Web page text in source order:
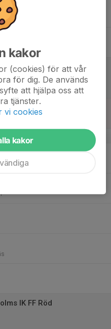
KF 1
IK FF Röd
kakor
(cookies) för att vår
för dig. De används
att hjälpa oss att
tjänster.
vi cookies
kakor